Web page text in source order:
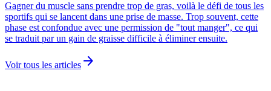
Gagner du muscle sans prendre trop de gras, voilà le défi de tous les
sportifs qui se lancent dans une prise de masse. Trop souvent, cette
phase est confondue avec une permission de "tout manger", ce qui
se traduit par un gain de graisse difficile à éliminer ensuite.
Voir tous les articles arrow_forward